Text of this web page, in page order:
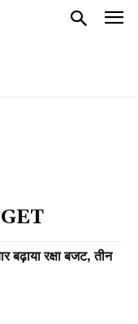
बढ़ाया रक्षा बजट, तीन